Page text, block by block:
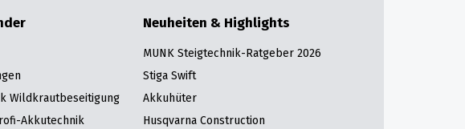
Wildkrautbeseitigung
Akkutechnik
Neuheiten & Highlights
MUNK Steigtechnik-Ratgeber 2026
Stiga Swift
Akkuhüter
Husqvarna Construction